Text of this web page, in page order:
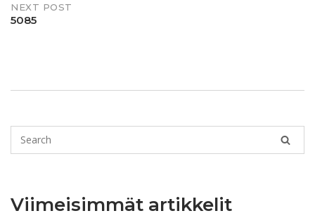
NEXT POST
5085
Viimeisimmät artikkelit